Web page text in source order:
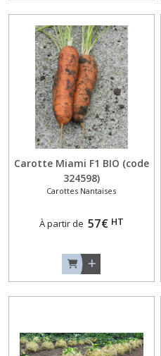
Carotte Miami F1 BIO (code
324598)
Carottes Nantaises
À partir de 57€ HT